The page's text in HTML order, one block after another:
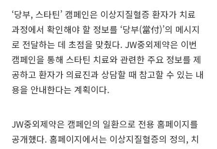
‘당부, 스타틴’ 캠페인은 이상지질혈증 환자가 치료
과정에서 확인해야 할 정보를 ‘당부(當付)’의 메시지
로 전달하는 데 초점을 맞췄다. JW중외제약은 이번
캠페인을 통해 스타틴 치료와 관련한 주요 정보를 제
공하고 환자가 의료진과 상담할 때 참고할 수 있는 내
용을 안내한다는 계획이다.
JW중외제약은 캠페인의 일환으로 전용 홈페이지를
공개했다. 홈페이지에서는 이상지질혈증의 정의, 치